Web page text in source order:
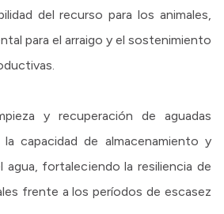
del recurso para los animales,
para el arraigo y el sostenimiento
y recuperación de aguadas
la capacidad de almacenamiento y
agua, fortaleciendo la resiliencia de
frente a los períodos de escasez